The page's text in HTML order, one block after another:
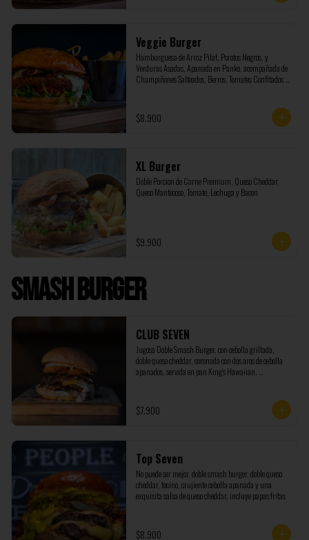
Veggie Burger
Hamburguesa de Arroz Pilaf, Porotos Negros, y
Verduras Asadas, Apanada en Panko, acompañada de
Champiñones Salteados, Berros, Tomates Confitados y
$8.900
XL Burger
Doble Porcion de Carne Premium, Queso Cheddar,
Queso Mantecoso, Tomate, Lechuga y Bacon
$9.900
Smash Burger
CLUB SEVEN
Jugosa Doble Smash Burger, con cebolla grillada,
doble queso cheddar, coronada con dos aros de cebolla
apanados, servida en pan King’s Hawaiian,
$7.900
Top Seven
No puede ser mejor, doble smash burger, doble queso
cheddar, tocino, crujiente cebolla apanada y una
exquisita salsa de queso cheddar, incluye papas fritas
$8.900